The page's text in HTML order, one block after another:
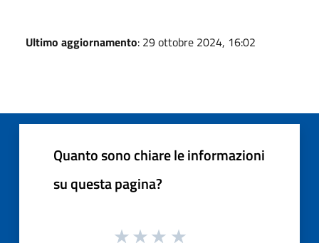
Ultimo aggiornamento: 29 ottobre 2024, 16:02
Quanto sono chiare le informazioni
su questa pagina?